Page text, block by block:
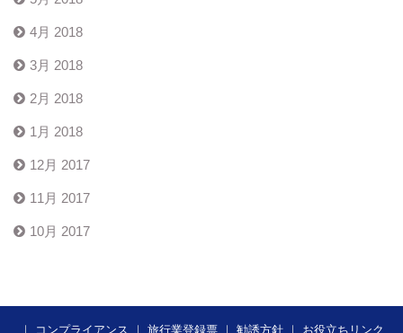
4月 2018
3月 2018
2月 2018
1月 2018
12月 2017
11月 2017
10月 2017
｜ コンプライアンス ｜ 旅行業登録票｜ 勧誘方針 ｜ お役立ちリンク